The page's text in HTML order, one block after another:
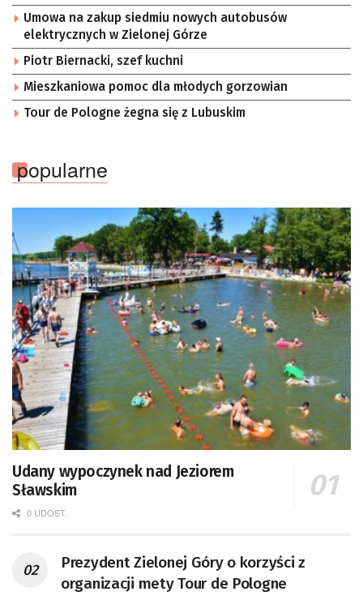
Umowa na zakup siedmiu nowych autobusów
elektrycznych w Zielonej Górze
Piotr Biernacki, szef kuchni
Mieszkaniowa pomoc dla młodych gorzowian
Tour de Pologne żegna się z Lubuskim
popularne
Udany wypoczynek nad Jeziorem
Sławskim
0 UDOST.
Prezydent Zielonej Góry o korzyści z
organizacji mety Tour de Pologne